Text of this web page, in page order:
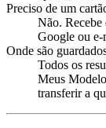
Preciso de um
Não. Recebe
Google ou e-
Onde são
Todos os
Meus
transferir a